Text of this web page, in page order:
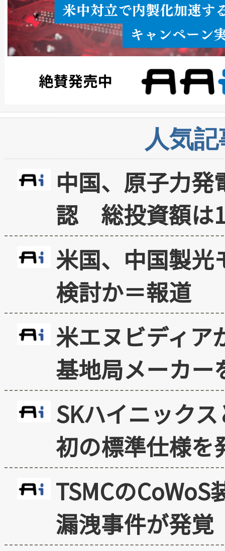
人気
中国、原子力
認 総投資額は
米国、中国製光
検討か＝報道
米エヌビディア
基地局メーカー
SKハイニック
初の標準仕様を
TSMCの
漏洩事件が発覚